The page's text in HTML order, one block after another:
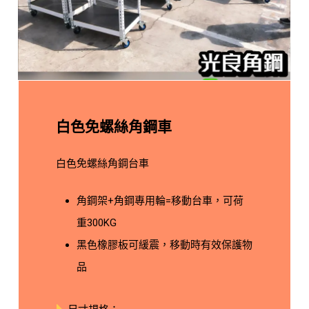
白色免螺絲角鋼車
白色免螺絲角鋼台車
角鋼架+角鋼專用輪=移動台車，可荷
重300KG
黑色橡膠板可緩震，移動時有效保護物
品